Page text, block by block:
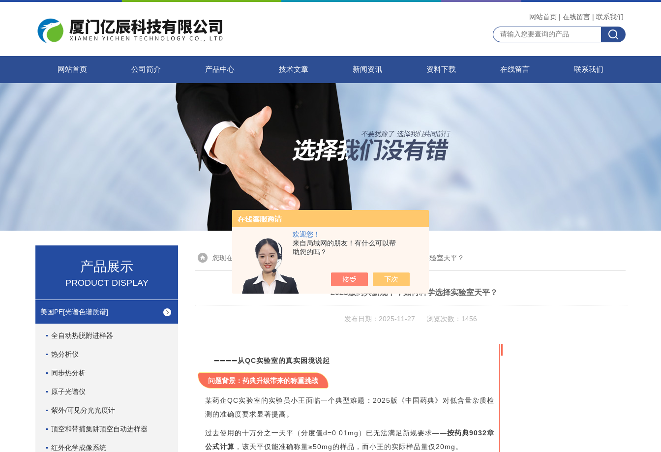
欢迎您！
来自局域网的朋友！有什么可以帮
助您的吗？
网站首页 | 在线留言 | 联系我们
网站首页 公司简介 产品中心 技术文章 新闻资讯 资料下载 在线留言 联系我们
产品展示
PRODUCT DISPLAY
美国PE[光谱色谱质谱]
全自动热脱附进样器
热分析仪
同步热分析
原子光谱仪
紫外/可见分光光度计
顶空和带捕集阱顶空自动进样器
红外化学成像系统
您现在的位置：首页> 技术文章 > 2025版药典新规下，如何科学选择实验室天平？
2025版药典新规下，如何科学选择实验室天平？
发布日期：2025-11-27 浏览次数：1456
➖➖➖➖从QC实验室的真实困境说起
问题背景：药典升级带来的称重挑战
某药企QC实验室的实验员小王面临一个典型难题：2025版《中国药典》对低含量杂质检
测的准确度要求显著提高。
过去使用的十万分之一天平（分度值d=0.01mg）已无法满足新规要求——按药典9032章
公式计算 ，该天平仅能准确称量≥50mg的样品，而小王的实际样品量仅20mg。